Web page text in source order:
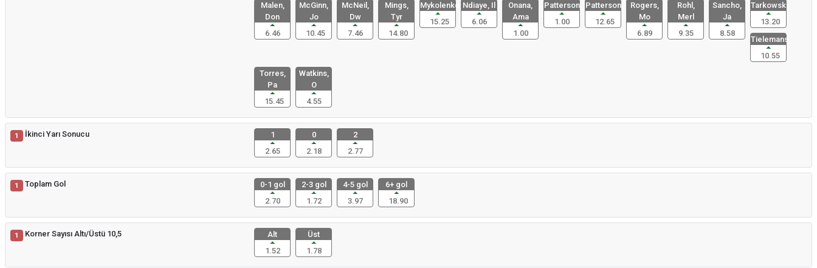
Malen,
Don
6.46
McGinn,
Jo
10.45
McNeil,
Dw
7.46
Mings,
Tyr
14.80
Mykolenko,
15.25
Ndiaye, Il
6.06
Onana,
Ama
1.00
Patterson,
1.00
Patterson,
12.65
Rogers,
Mo
6.89
Rohl,
Merl
9.35
Sancho,
Ja
8.58
Tarkowski,
13.20
Tielemans,
10.55
Torres,
Pa
15.45
Watkins,
O
4.55
1 İkinci Yarı Sonucu
1
2.65
0
2.18
2
2.77
1 Toplam Gol
0-1 gol
2.70
2-3 gol
1.72
4-5 gol
3.97
6+ gol
18.90
1 Korner Sayısı Altı/Üstü 10,5
Alt
1.52
Üst
1.78